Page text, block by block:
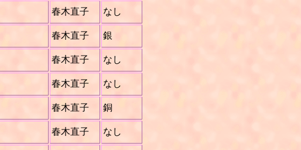
春木直子 なし
春木直子 銀
春木直子 なし
春木直子 なし
春木直子 銅
春木直子 なし